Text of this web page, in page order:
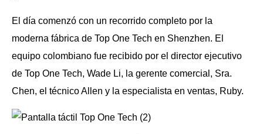
El día comenzó con un recorrido completo por la
moderna fábrica de Top One Tech en Shenzhen. El
equipo colombiano fue recibido por el director ejecutivo
de Top One Tech, Wade Li, la gerente comercial, Sra.
Chen, el técnico Allen y la especialista en ventas, Ruby.